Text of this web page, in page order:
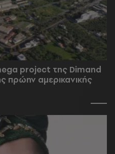
project της Dimand
πρώην αμερικανικής